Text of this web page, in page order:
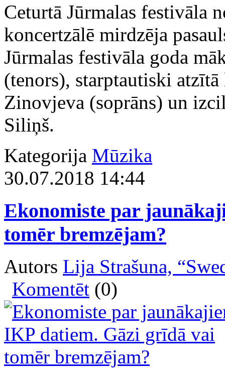
Ceturtā Jūrmalas festivāla
koncertzālē mirdzēja
Jūrmalas festivāla goda
(tenors), starptautiski
Zinovjeva (soprāns) un
Siliņš.
Kategorija Mūzika
30.07.2018 14:44
Ekonomiste par
tomēr bremzējam?
Autors Lija Strašuna,
Komentēt (0)